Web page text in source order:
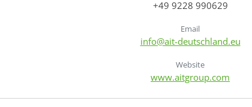
+49 9228 990629
Email
info@ait-deutschland.eu
Website
www.aitgroup.com